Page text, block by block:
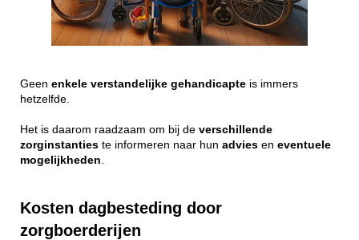
Geen enkele verstandelijke gehandicapte is immers
hetzelfde.
Het is daarom raadzaam om bij de verschillende
zorginstanties te informeren naar hun advies en eventuele
mogelijkheden.
Kosten dagbesteding door
zorgboerderijen